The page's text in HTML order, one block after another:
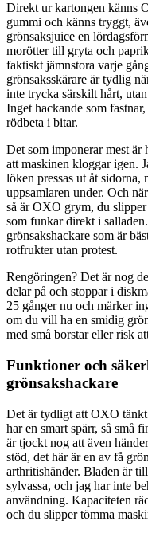
Direkt ur kartongen känns
gummi och känns tryggt,
grönsaksjuice en
morötter till gryta och
faktiskt jämnstora varje
grönsaksskärare är tydlig
inte trycka särskilt hårt,
Inget hackande som
rödbeta i bitar.
Det som imponerar mest är
att maskinen kloggar igen.
löken pressas ut åt sidorna,
uppsamlaren under. Och
så är OXO grym, du
som funkar direkt i
grönsakshackare som är
rotfrukter utan protest.
Rengöringen? Det är nog
delar på och stoppar i
25 gånger nu och märker
om du vill ha en smidig
med små borstar eller risk
Funktioner och
grönsakshackare
Det är tydligt att OXO
har en smart spärr, så små
är tjockt nog att även
stöd, det här är en av få
arthritishänder. Bladen är
sylvassa, och jag har inte
användning. Kapaciteten
och du slipper tömma